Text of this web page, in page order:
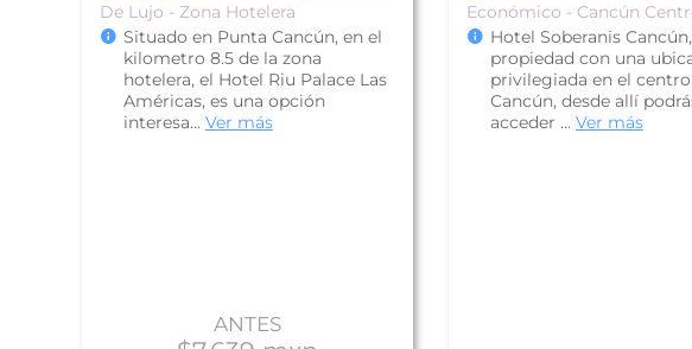
De Lujo - Zona Hotelera
Situado en Punta Cancún, en el
kilometro 8.5 de la zona
hotelera, el Hotel Riu Palace Las
Américas, es una opción
interesa... Ver más
ANTES
Económico - Cancún
Hotel Soberanis
propiedad con una
privilegiada en el
Cancún, desde allí
acceder ... Ver más